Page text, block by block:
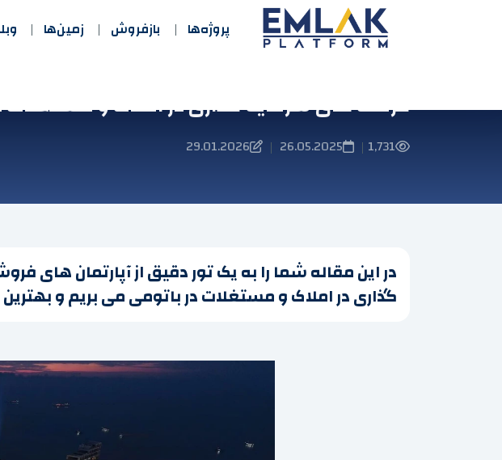
پروژه‌ها بازفروش زمین‌ها
فرصت های سرمایه گذاری در املاک و مستغلات
1,731
|
26.05.2025
|
29.01.2026
در این مقاله شما را به یک تور دقیق از آپارتمان های
گذاری در املاک و مستغلات در باتومی می بریم و